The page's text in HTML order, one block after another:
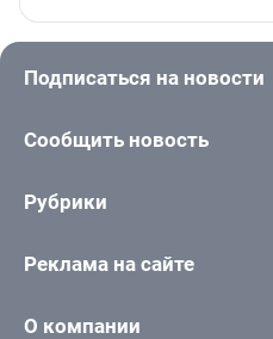
Подписаться на новости
Сообщить новость
Рубрики
Реклама на сайте
О компании